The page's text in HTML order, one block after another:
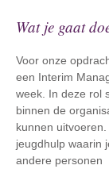
Wat je gaat
Voor onze
een Interim
week. In deze rol
binnen de
kunnen
jeugdhulp waarin
andere personen